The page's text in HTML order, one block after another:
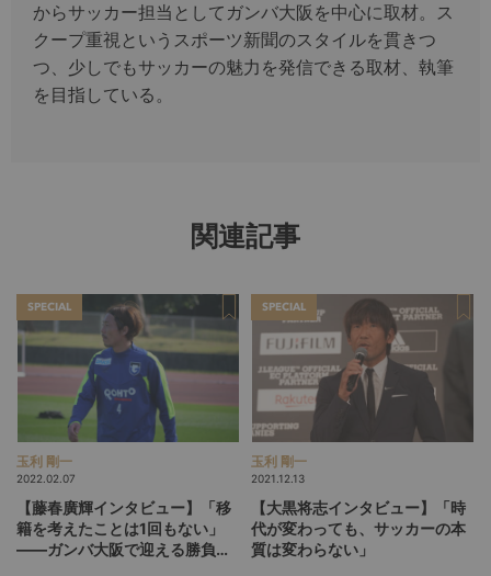
からサッカー担当としてガンバ大阪を中心に取材。ス
クープ重視というスポーツ新聞のスタイルを貫きつ
つ、少しでもサッカーの魅力を発信できる取材、執筆
を目指している。
関連記事
SPECIAL
玉利 剛一
2022.02.07
【藤春廣輝インタビュー】「移
籍を考えたことは1回もない」
――ガンバ大阪で迎える勝負の
SPECIAL
玉利 剛一
2021.12.13
【大黒将志インタビュー】「時
代が変わっても、サッカーの本
質は変わらない」